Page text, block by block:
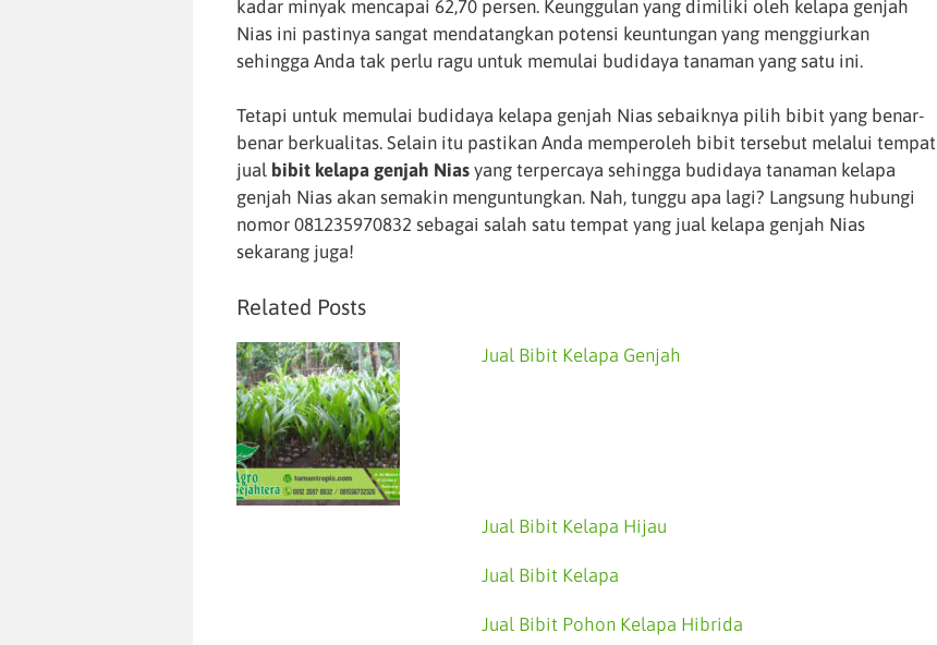
kadar minyak mencapai 62,70 persen. Keunggulan yang dimiliki oleh kelapa genjah
Nias ini pastinya sangat mendatangkan potensi keuntungan yang menggiurkan
sehingga Anda tak perlu ragu untuk memulai budidaya tanaman yang satu ini.
Tetapi untuk memulai budidaya kelapa genjah Nias sebaiknya pilih bibit yang benar-
benar berkualitas. Selain itu pastikan Anda memperoleh bibit tersebut melalui tempat
jual bibit kelapa genjah Nias yang terpercaya sehingga budidaya tanaman kelapa
genjah Nias akan semakin menguntungkan. Nah, tunggu apa lagi? Langsung hubungi
nomor 081235970832 sebagai salah satu tempat yang jual kelapa genjah Nias
sekarang juga!
Related Posts
Jual Bibit Kelapa Genjah
Jual Bibit Kelapa Hijau
Jual Bibit Kelapa
Jual Bibit Pohon Kelapa Hibrida